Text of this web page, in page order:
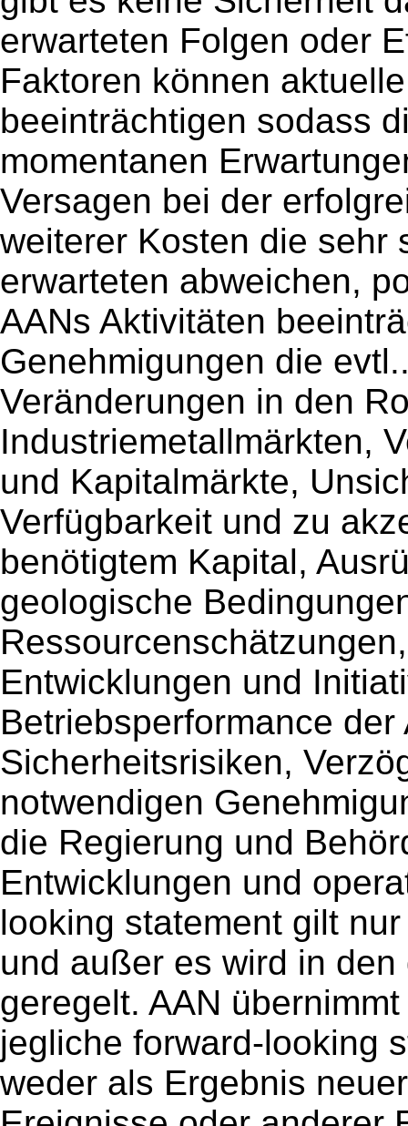
erwarteten Folgen oder
Faktoren können
beeinträchtigen sodass
momentanen
Versagen bei der
weiterer Kosten die sehr
erwarteten abweichen,
AANs Aktivitäten
Genehmigungen die
Veränderungen in den
Industriemetallmärkten,
und Kapitalmärkte,
Verfügbarkeit und zu
benötigtem Kapital,
geologische
Entwicklungen und
Betriebsperformance
Sicherheitsrisiken,
notwendigen
die Regierung und
Entwicklungen und
looking statement gilt
und außer es wird in
geregelt. AAN
jegliche forward-­looking
weder als Ergebnis